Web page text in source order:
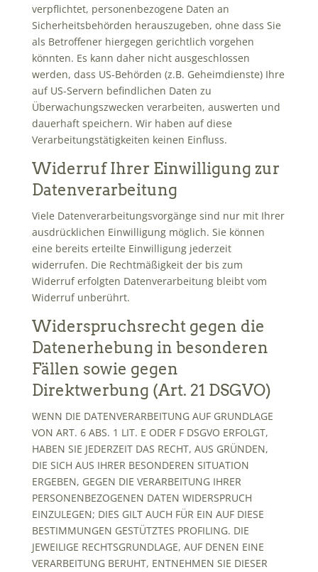
verpflichtet, personenbezogene Daten an
Sicherheitsbehörden herauszugeben, ohne dass Sie
als Betroffener hiergegen gerichtlich vorgehen
könnten. Es kann daher nicht ausgeschlossen
werden, dass US-Behörden (z.B. Geheimdienste) Ihre
auf US-Servern befindlichen Daten zu
Überwachungszwecken verarbeiten, auswerten und
dauerhaft speichern. Wir haben auf diese
Verarbeitungstätigkeiten keinen Einfluss.
Widerruf Ihrer Einwilligung zur
Datenverarbeitung
Viele Datenverarbeitungsvorgänge sind nur mit Ihrer
ausdrücklichen Einwilligung möglich. Sie können
eine bereits erteilte Einwilligung jederzeit
widerrufen. Die Rechtmäßigkeit der bis zum
Widerruf erfolgten Datenverarbeitung bleibt vom
Widerruf unberührt.
Widerspruchsrecht gegen die
Datenerhebung in besonderen
Fällen sowie gegen
Direktwerbung (Art. 21 DSGVO)
WENN DIE DATENVERARBEITUNG AUF GRUNDLAGE
VON ART. 6 ABS. 1 LIT. E ODER F DSGVO ERFOLGT,
HABEN SIE JEDERZEIT DAS RECHT, AUS GRÜNDEN,
DIE SICH AUS IHRER BESONDEREN SITUATION
ERGEBEN, GEGEN DIE VERARBEITUNG IHRER
PERSONENBEZOGENEN DATEN WIDERSPRUCH
EINZULEGEN; DIES GILT AUCH FÜR EIN AUF DIESE
BESTIMMUNGEN GESTÜTZTES PROFILING. DIE
JEWEILIGE RECHTSGRUNDLAGE, AUF DENEN EINE
VERARBEITUNG BERUHT, ENTNEHMEN SIE DIESER